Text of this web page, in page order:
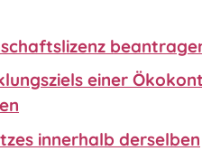
einer
innerhalb derselben